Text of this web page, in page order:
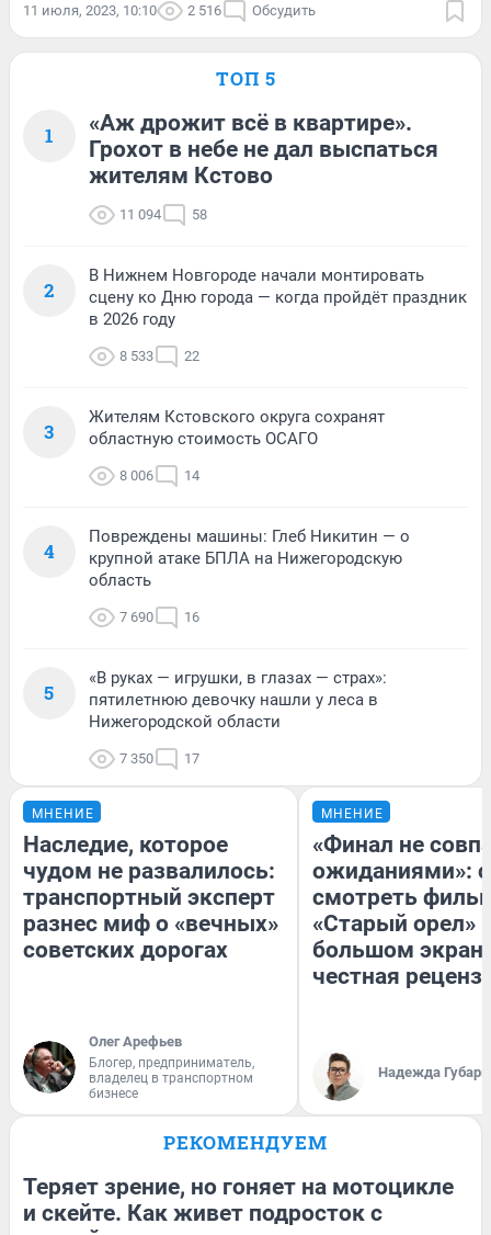
11 июля, 2023, 10:10 2 516 Обсудить
ТОП 5
1
«Аж дрожит всё в квартире».
Грохот в небе не дал выспаться
жителям Кстово
11 094 58
2
В Нижнем Новгороде начали монтировать
сцену ко Дню города — когда пройдёт праздник
в 2026 году
8 533 22
3
Жителям Кстовского округа сохранят
областную стоимость ОСАГО
8 006 14
4
Повреждены машины: Глеб Никитин — о
крупной атаке БПЛА на Нижегородскую
область
7 690 16
5
«В руках — игрушки, в глазах — страх»:
пятилетнюю девочку нашли у леса в
Нижегородской области
7 350 17
МНЕНИЕ
Наследие, которое
чудом не развалилось:
транспортный эксперт
разнес миф о «вечных»
советских дорогах
Олег Арефьев
Блогер, предприниматель,
владелец в транспортном
бизнесе
МНЕНИЕ
«Финал не
ожиданиями»:
смотреть
«Старый орел»
большом
честная
Надежда Губарь
РЕКОМЕНДУЕМ
Теряет зрение, но гоняет на мотоцикле
и скейте. Как живет подросток с